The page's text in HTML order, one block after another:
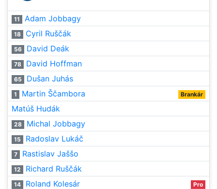
11 Adam Jobbagy
18 Cyril Ruščák
56 David Deák
78 David Hoffman
65 Dušan Juhás
1 Martin Ščambora Brankár
Matúš Hudák
28 Michal Jobbagy
15 Radoslav Lukáč
7 Rastislav Jaššo
12 Richard Ruščák
14 Roland Kolesár Pro